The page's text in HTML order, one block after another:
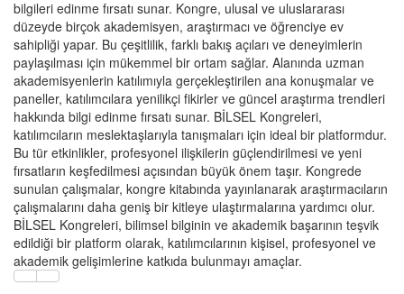
bilgileri edinme fırsatı sunar. Kongre, ulusal ve uluslararası
düzeyde birçok akademisyen, araştırmacı ve öğrenciye ev
sahipliği yapar. Bu çeşitlilik, farklı bakış açıları ve deneyimlerin
paylaşılması için mükemmel bir ortam sağlar. Alanında uzman
akademisyenlerin katılımıyla gerçekleştirilen ana konuşmalar ve
paneller, katılımcılara yenilikçi fikirler ve güncel araştırma trendleri
hakkında bilgi edinme fırsatı sunar. BİLSEL Kongreleri,
katılımcıların meslektaşlarıyla tanışmaları için ideal bir platformdur.
Bu tür etkinlikler, profesyonel ilişkilerin güçlendirilmesi ve yeni
fırsatların keşfedilmesi açısından büyük önem taşır. Kongrede
sunulan çalışmalar, kongre kitabında yayınlanarak araştırmacıların
çalışmalarını daha geniş bir kitleye ulaştırmalarına yardımcı olur.
BİLSEL Kongreleri, bilimsel bilginin ve akademik başarının teşvik
edildiği bir platform olarak, katılımcılarının kişisel, profesyonel ve
akademik gelişimlerine katkıda bulunmayı amaçlar.